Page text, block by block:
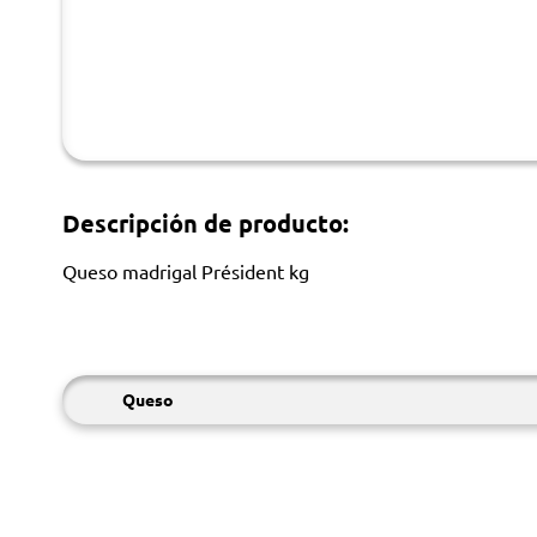
Descripción de producto:
Queso madrigal Président kg
Queso